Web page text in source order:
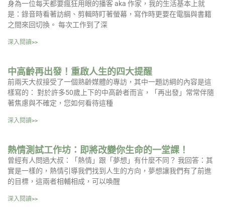
身為一位每天都要瘋狂用眼的播客 aka 作家，我的生活基本上就
是：錄音時看著訪綱、剪輯時盯著螢幕，寫作時更要在電腦與書籍
之間來回切換。 每次工作到了深
深入閱讀>>
中高齡再出發！重啟人生的四大提醒
前兩天大叔接受了一個熟齡媒體的專訪，其中一題訪綱的內容是這
樣寫的： 對於許多50歲上下的中高齡者而言，「再出發」常常伴隨
著焦慮與不確定，您如何看待這種
深入閱讀>>
熱情測試工作坊：即將改變你生命的一堂課！
曾經有人問過大叔：「熱情」跟「夢想」有什麼不同？ 我回答：其
實是一樣的，熱情引導我們找到人生的方向，夢想讓我們有了前進
的目標，這兩者相輔相成，可以喚醒
深入閱讀>>